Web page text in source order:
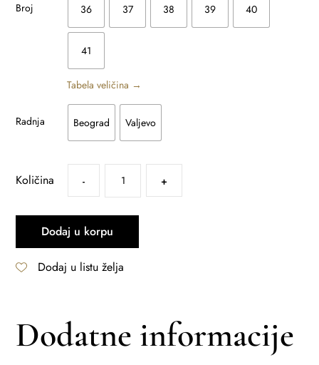
Broj 36 37 38 39 40
41
Tabela veličina →
Radnja Beograd Valjevo
Količina - +
Dodaj u korpu
Dodaj u listu želja
Dodatne informacije